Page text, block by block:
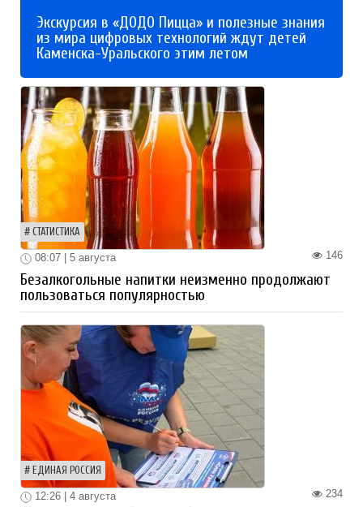
Экскурсия в «ДОДО Пицца» и полезные знания
из мира цифровых технологий ждут детей
Каменска-Уральского этим летом
СТАТИСТИКА
146
08:07 | 5 августа
Безалкогольные напитки неизменно продолжают
пользоваться популярностью
ЕДИНАЯ РОССИЯ
234
12:26 | 4 августа